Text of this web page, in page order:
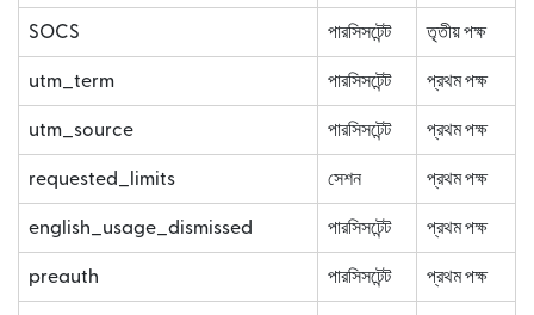
SOCS পারসিসটেন্ট তৃতীয় পক্ষ
utm_term পারসিসটেন্ট প্রথম পক্ষ
utm_source পারসিসটেন্ট প্রথম পক্ষ
requested_limits সেশন প্রথম পক্ষ
english_usage_dismissed পারসিসটেন্ট প্রথম পক্ষ
preauth পারসিসটেন্ট প্রথম পক্ষ